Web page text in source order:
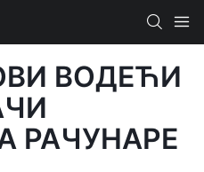
ВОДЕЋИ
РАЧУНАРЕ